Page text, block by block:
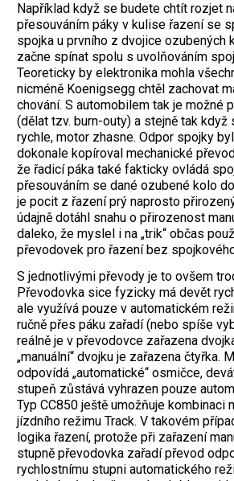
Například když se budete chtít rozjet
přesouváním páky v kulise řazení se
spojka u prvního z dvojice ozubených
začne spínat spolu s uvolňováním
Teoreticky by elektronika mohla
nicméně Koenigsegg chtěl zachovat
chování. S automobilem tak je možné
(dělat tzv. burn-outy) a stejně tak
rychle, motor zhasne. Odpor spojky
dokonale kopíroval mechanické
že řadicí páka také fakticky ovládá
přesouváním se dané ozubené kolo
je pocit z řazení prý naprosto
údajně dotáhl snahu o přirozenost
daleko, že myslel i na „trik“ občas
převodovek pro řazení bez
S jednotlivými převody je to ovšem
Převodovka sice fyzicky má devět
ale využívá pouze v automatickém
ručně přes páku zařadí (nebo spíše
reálně je v převodovce zařazena
„manuální“ dvojku je zařazena čtyřka.
odpovídá „automatické“ osmičce,
stupeň zůstává vyhrazen pouze
Typ CC850 ještě umožňuje kombinaci
jízdního režimu Track. V takovém
logika řazení, protože při zařazení
stupně převodovka zařadí převod
rychlostnímu stupni automatického